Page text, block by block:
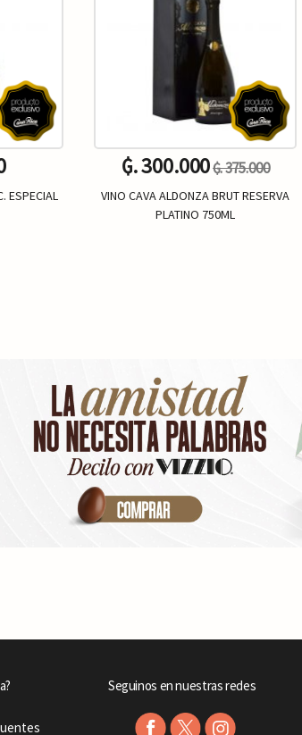
ESPECIAL
₲. 300.000₲. 375.000
VINO CAVA ALDONZA BRUT RESERVA
PLATINO 750ML
Seguinos en nuestras redes